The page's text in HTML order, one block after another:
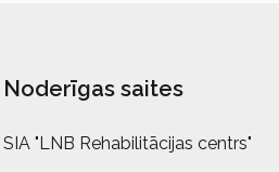
Noderīgas saites
SIA "LNB Rehabilitācijas centrs"